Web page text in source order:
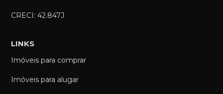
CRECI: 42.847J
LINKS
Imóveis para comprar
Imóveis para alugar